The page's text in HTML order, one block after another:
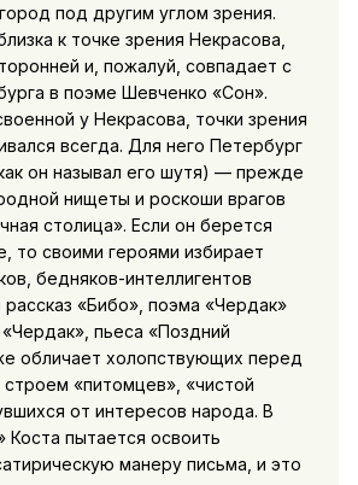
под другим углом зрения.
к точке зрения Некрасова,
и, пожалуй, совпадает с
в поэме Шевченко «Сон».
у Некрасова, точки зрения
всегда. Для него Петербург
он называл его шутя) — прежде
нищеты и роскоши врагов
столица». Если он берется
то своими героями избирает
бедняков-интеллигентов
рассказ «Бибо», поэма «Чердак»
пьеса «Поздний
обличает холопствующих перед
«питомцев», «чистой
от интересов народа. В
Коста пытается освоить
манеру письма, и это